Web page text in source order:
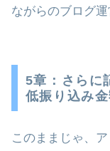
ながらのブログ運
5章：さらに
低振り込み
このままじゃ、